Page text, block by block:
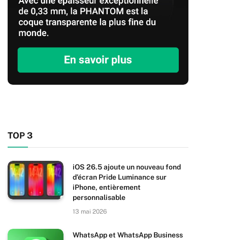
TOP 3
iOS 26.5 ajoute un nouveau fond
d’écran Pride Luminance sur
iPhone, entièrement
personnalisable
13 mai 2026
WhatsApp et WhatsApp Business